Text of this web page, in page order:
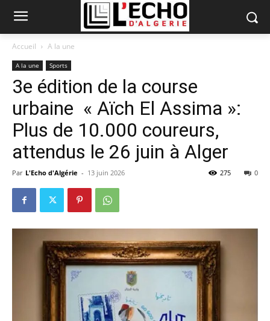
Accueil A la une
A la une Sports
3e édition de la course
urbaine « Aïch El Assima »:
Plus de 10.000 coureurs,
attendus le 26 juin à Alger
Par L'Echo d'Algérie - 13 juin 2026 0
275